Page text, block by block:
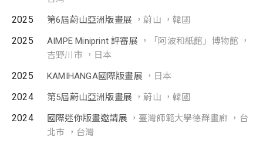
2025 第6屆蔚山亞洲版畫展 ，蔚山 ，韓國
2025 AIMPE Miniprint 評審展 ，「阿波和紙館」博物館 ，
吉野川市 ，日本
2025 KAMIHANGA國際版畫展 ，日本
2024 第5屆蔚山亞洲版畫展 ，蔚山 ，韓國
2024 國際迷你版畫邀請展 ，臺灣師範大學德群畫廊 ，台
北市 ，台灣